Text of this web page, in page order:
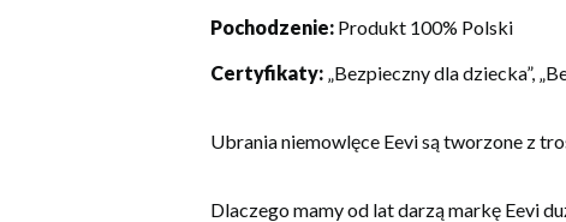
Pochodzenie: Produkt 100% Polski
Certyfikaty: „Bezpieczny dla dziecka”,
Ubrania niemowlęce Eevi są tworzone z
Dlaczego mamy od lat darzą markę Eevi